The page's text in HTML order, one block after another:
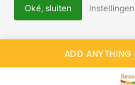
naar
ADD ANYTHING
Oké, sluiten